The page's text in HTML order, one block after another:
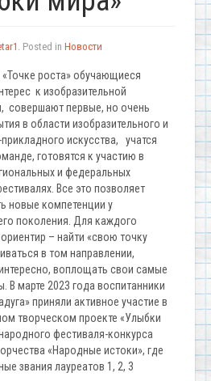
. Posted in Новости
«Точке роста» обучающиеся
к изобразительной
совершают первые, но очень
в области изобразительного и
искусства, учатся
готовятся к участию в
и федеральных
Все это позволяет
новые компетенции у
поколения. Для каждого
– найти «свою точку
в том направлении,
воплощать свои самые
В марте 2023 года воспитанники
приняли активное участие в
творческом проекте «Улыбки
фестиваля-конкурса
«Народные истоки», где
звания лауреатов 1, 2, 3